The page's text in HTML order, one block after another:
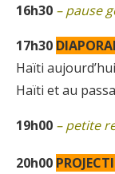
16h30 – pause
17h30
Haïti
Haïti et au
19h00 – petite
20h00